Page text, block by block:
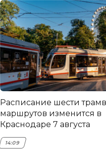
Расписание шести
маршрутов изменится в
Краснодаре 7 августа
14:09